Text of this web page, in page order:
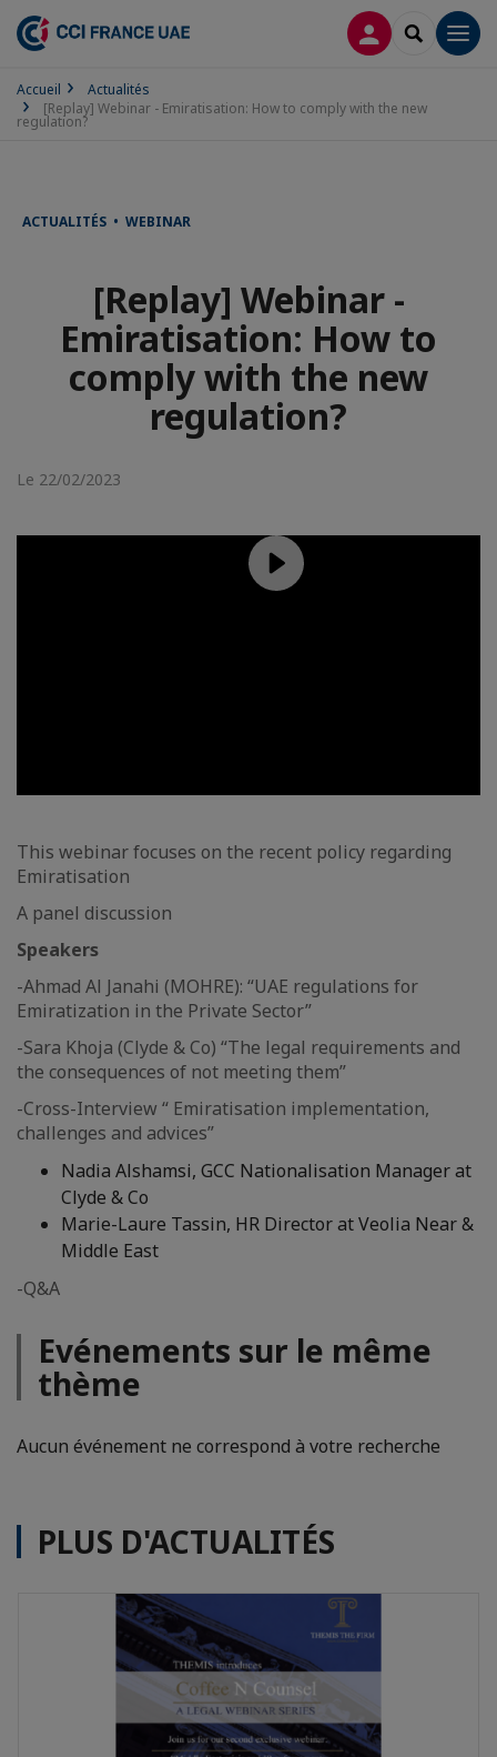
CONNEXION
Accueil
Actualités
[Replay] Webinar - Emiratisation: How to comply with the new
regulation?
ACTUALITÉS • WEBINAR
[Replay] Webinar -
Emiratisation: How to
comply with the new
regulation?
Le 22/02/2023
This webinar focuses on the recent policy regarding
Emiratisation
A panel discussion
Speakers
-Ahmad Al Janahi (MOHRE): “UAE regulations for
Emiratization in the Private Sector”
-Sara Khoja (Clyde & Co) “The legal requirements and
the consequences of not meeting them”
-Cross-Interview “ Emiratisation implementation,
challenges and advices”
Nadia Alshamsi, GCC Nationalisation Manager at
Clyde & Co
Marie-Laure Tassin, HR Director at Veolia Near &
Middle East
-Q&A
Evénements sur le même
thème
Aucun événement ne correspond à votre recherche
PLUS D'ACTUALITÉS